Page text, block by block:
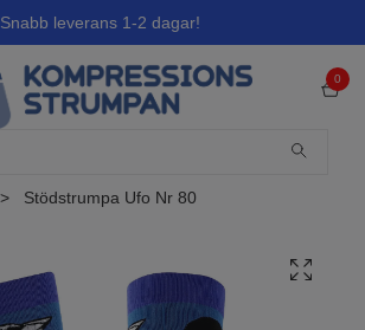
Snabb leverans 1-2 dagar!
0
Stödstrumpa Ufo Nr 80